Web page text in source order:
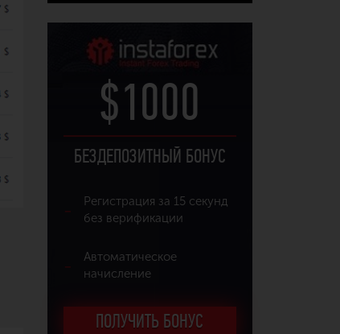
$1000
БЕЗДЕПОЗИТНЫЙ БОНУС
Регистрация за 15 секунд
без верификации
Автоматическое
начисление
ПОЛУЧИТЬ БОНУС